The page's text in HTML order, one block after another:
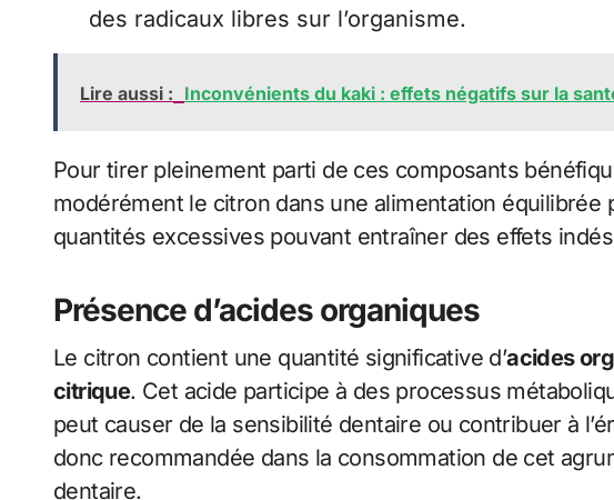
des radicaux libres sur l’organisme.
Lire aussi : Inconvénients du kaki : effets négatifs sur la
Pour tirer pleinement parti de ces composants
modérément le citron dans une alimentation équilibrée
quantités excessives pouvant entraîner des effets
Présence d’acides organiques
Le citron contient une quantité significative d’acides
citrique. Cet acide participe à des processus
peut causer de la sensibilité dentaire ou contribuer à
donc recommandée dans la consommation de cet
dentaire.